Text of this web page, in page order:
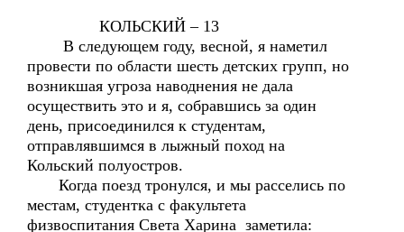
КОЛЬСКИЙ – 13
В следующем году, весной, я наметил
провести по области шесть детских групп, но
возникшая угроза наводнения не дала
осуществить это и я, собравшись за один
день, присоединился к студентам,
отправлявшимся в лыжный поход на
Кольский полуостров.
Когда поезд тронулся, и мы расселись по
местам, студентка с факультета
физвоспитания Света Харина заметила: